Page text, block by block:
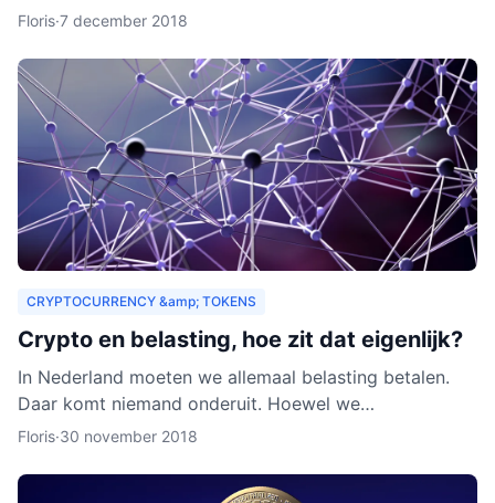
zouden organisaties ook een heel nieuw publiek
Floris·7 december 2018
CRYPTOCURRENCY &amp; TOKENS
Crypto en belasting, hoe zit dat eigenlijk?
In Nederland moeten we allemaal belasting betalen.
Daar komt niemand onderuit. Hoewel we
cryptocurrency vaak zien als virtueel geld, is het toch
Floris·30 november 2018